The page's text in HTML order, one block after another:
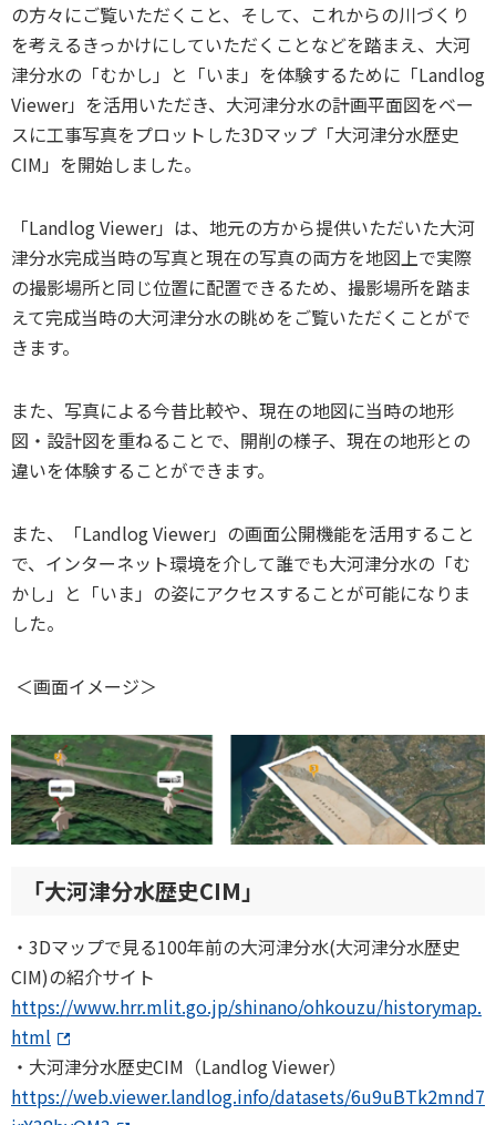
の方々にご覧いただくこと、そして、これからの川づくり
を考えるきっかけにしていただくことなどを踏まえ、大河
津分水の「むかし」と「いま」を体験するために「Landlog
Viewer」を活用いただき、大河津分水の計画平面図をベー
スに工事写真をプロットした3Dマップ「大河津分水歴史
CIM」を開始しました。
「Landlog Viewer」は、地元の方から提供いただいた大河
津分水完成当時の写真と現在の写真の両方を地図上で実際
の撮影場所と同じ位置に配置できるため、撮影場所を踏ま
えて完成当時の大河津分水の眺めをご覧いただくことがで
きます。
また、写真による今昔比較や、現在の地図に当時の地形
図・設計図を重ねることで、開削の様子、現在の地形との
違いを体験することができます。
また、「Landlog Viewer」の画面公開機能を活用すること
で、インターネット環境を介して誰でも大河津分水の「む
かし」と「いま」の姿にアクセスすることが可能になりま
した。
＜画面イメージ＞
「大河津分水歴史CIM」
・3Dマップで見る100年前の大河津分水(大河津分水歴史
CIM)の紹介サイト
https://www.hrr.mlit.go.jp/shinano/ohkouzu/historymap.
html
・大河津分水歴史CIM（Landlog Viewer）
https://web.viewer.landlog.info/datasets/6u9uBTk2mnd7